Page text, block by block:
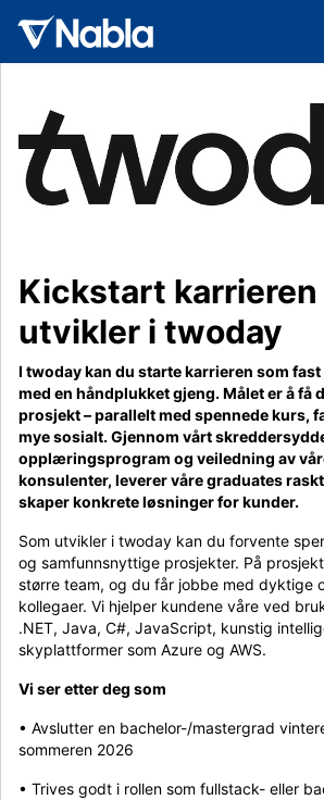
Kickstart karrieren
utvikler i twoday
I twoday kan du starte karrieren som
med en håndplukket gjeng. Målet er å få
prosjekt – parallelt med spennede kurs,
mye sosialt. Gjennom vårt
opplæringsprogram og veiledning av
konsulenter, leverer våre graduates
skaper konkrete løsninger for kunder.
Som utvikler i twoday kan du forvente
og samfunnsnyttige prosjekter. På
større team, og du får jobbe med dyktige
kollegaer. Vi hjelper kundene våre ved
.NET, Java, C#, JavaScript, kunstig
skyplattformer som Azure og AWS.
Vi ser etter deg som
• Avslutter en bachelor-/mastergrad
sommeren 2026
• Trives godt i rollen som fullstack- eller